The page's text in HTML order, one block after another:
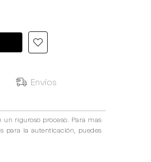
Envíos
riguroso proceso. Para mas
para la autenticación, puedes